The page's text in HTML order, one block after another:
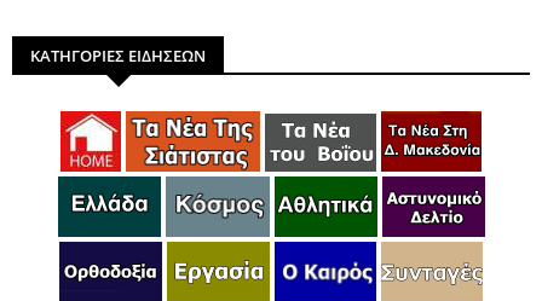
ΚΑΤΗΓΟΡΙΕΣ ΕΙΔΗΣΕΩΝ